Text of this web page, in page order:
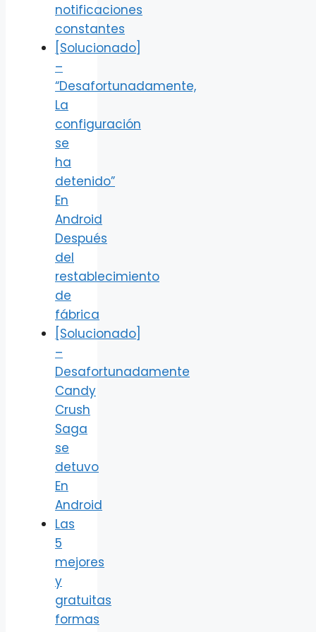
notificaciones
constantes
[Solucionado]
–
“Desafortunadamente,
La
configuración
se
ha
detenido”
En
Android
Después
del
restablecimiento
de
fábrica
[Solucionado]
–
Desafortunadamente
Candy
Crush
Saga
se
detuvo
En
Android
Las
5
mejores
y
gratuitas
formas